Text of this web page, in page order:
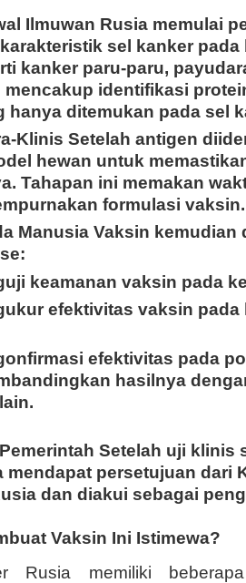
Ilmuwan Rusia memulai
sel kanker
kanker paru-paru,
mencakup identifikasi
hanya ditemukan pada sel
Klinis Setelah antigen
hewan untuk
Tahapan ini memakan
formulasi vaksin.
Manusia Vaksin kemudian
keamanan vaksin pada
efektivitas vaksin
efektivitas pada
hasilnya
Setelah uji klinis
mendapat persetujuan dari
dan diakui sebagai
Vaksin Ini Istimewa?
Rusia memiliki